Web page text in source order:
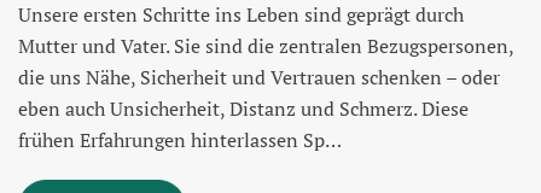
Unsere ersten Schritte ins Leben sind geprägt durch
Mutter und Vater. Sie sind die zentralen Bezugspersonen,
die uns Nähe, Sicherheit und Vertrauen schenken – oder
eben auch Unsicherheit, Distanz und Schmerz. Diese
frühen Erfahrungen hinterlassen Sp…